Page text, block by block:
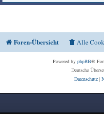
Foren-Übersicht Alle
Powered by phpBB®
Deutsche
Datenschutz|